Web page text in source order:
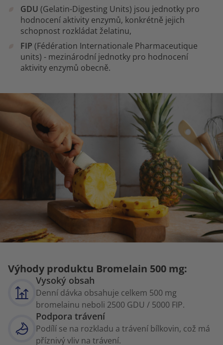
GDU (Gelatin-Digesting Units) jsou jednotky pro
hodnocení aktivity enzymů, konkrétně jejich
schopnost rozkládat želatinu,
FIP (Fédération Internationale Pharmaceutique
units) - mezinárodní jednotky pro hodnocení
aktivity enzymů obecně.
Výhody produktu Bromelain 500 mg:
Vysoký obsah
Denní dávka obsahuje celkem 500 mg
bromelainu neboli 2500 GDU / 5000 FIP.
Podpora trávení
Podílí se na rozkladu a trávení bílkovin, což má
příznivý vliv na trávení.